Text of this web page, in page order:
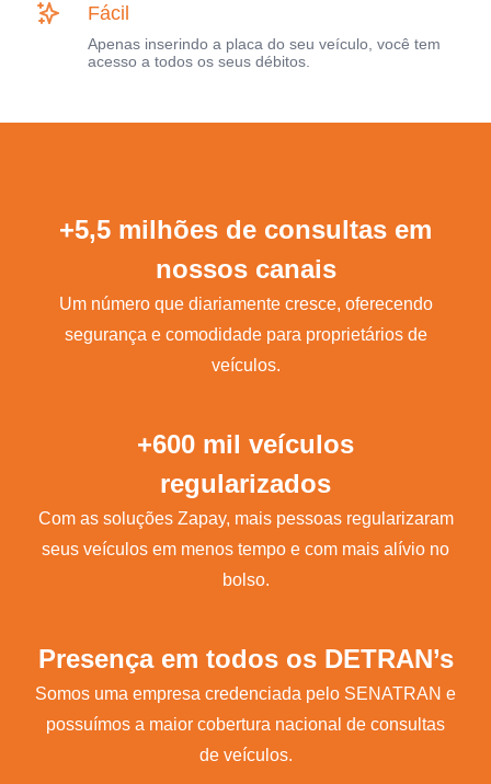
Fácil
Apenas inserindo a placa do seu veículo, você tem
acesso a todos os seus débitos.
+5,5 milhões de consultas em
nossos canais
Um número que diariamente cresce, oferecendo
segurança e comodidade para proprietários de
veículos.
+600 mil veículos
regularizados
Com as soluções Zapay, mais pessoas regularizaram
seus veículos em menos tempo e com mais alívio no
bolso.
Presença em todos os DETRAN’s
Somos uma empresa credenciada pelo SENATRAN e
possuímos a maior cobertura nacional de consultas
de veículos.